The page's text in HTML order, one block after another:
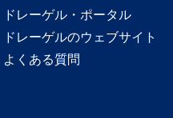
ドレーゲル​・ポータル
ドレーゲル​のウェブサイト
よくある質問